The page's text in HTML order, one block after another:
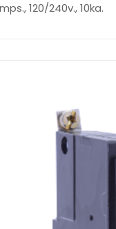
120/240v., 10ka.